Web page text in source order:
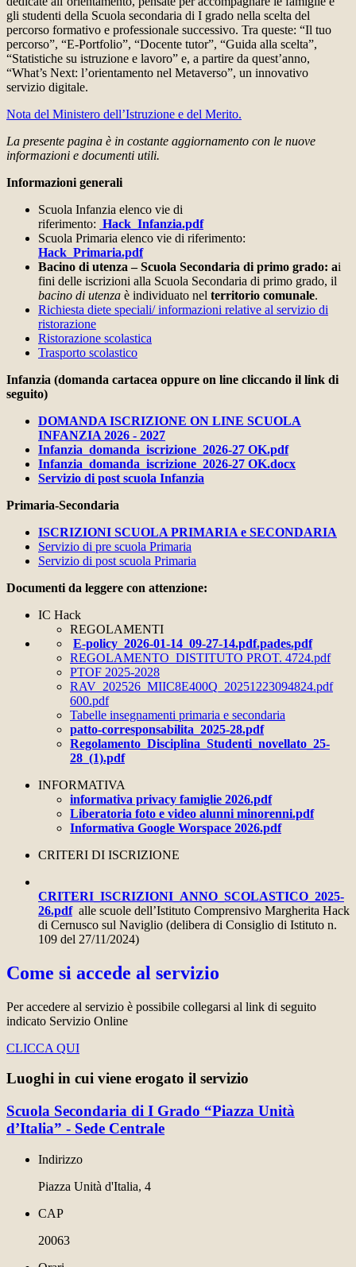
gli studenti della Scuola secondaria di I grado nella scelta del
percorso formativo e professionale successivo. Tra queste: “Il tuo
percorso”, “E-Portfolio”, “Docente tutor”, “Guida alla scelta”,
“Statistiche su istruzione e lavoro” e, a partire da quest’anno,
“What’s Next: l’orientamento nel Metaverso”, un innovativo
servizio digitale.
Nota del Ministero dell’Istruzione e del Merito.
La presente pagina è in costante aggiornamento con le nuove
informazioni e documenti utili.
Informazioni generali
Scuola Infanzia elenco vie di
riferimento: Hack_Infanzia.pdf
Scuola Primaria elenco vie di riferimento:
Hack_Primaria.pdf
Bacino di utenza – Scuola Secondaria di primo grado: ai
fini delle iscrizioni alla Scuola Secondaria di primo grado, il
bacino di utenza è individuato nel territorio comunale.
Richiesta diete speciali/ informazioni relative al servizio di
ristorazione
Ristorazione scolastica
Trasporto scolastico
Infanzia (domanda cartacea oppure on line cliccando il link di
seguito)
DOMANDA ISCRIZIONE ON LINE SCUOLA
INFANZIA 2026 - 2027
Infanzia_domanda_iscrizione_2026-27 OK.pdf
Infanzia_domanda_iscrizione_2026-27 OK.docx
Servizio di post scuola Infanzia
Primaria-Secondaria
ISCRIZIONI SCUOLA PRIMARIA e SECONDARIA
Servizio di pre scuola Primaria
Servizio di post scuola Primaria
Documenti da leggere con attenzione:
IC Hack
REGOLAMENTI
E-policy_2026-01-14_09-27-14.pdf.pades.pdf
REGOLAMENTO_DISTITUTO PROT. 4724.pdf
PTOF 2025-2028
RAV_202526_MIIC8E400Q_20251223094824.pdf
600.pdf
Tabelle insegnamenti primaria e secondaria
patto-corresponsabilita_2025-28.pdf
Regolamento_Disciplina_Studenti_novellato_25-
28_(1).pdf
INFORMATIVA
informativa privacy famiglie 2026.pdf
Liberatoria foto e video alunni minorenni.pdf
Informativa Google Worspace 2026.pdf
CRITERI DI ISCRIZIONE
CRITERI_ISCRIZIONI_ANNO_SCOLASTICO_2025-
26.pdfalle scuole dell’Istituto Comprensivo Margherita Hack
di Cernusco sul Naviglio (delibera di Consiglio di Istituto n.
109 del 27/11/2024)
Come si accede al servizio
Per accedere al servizio è possibile collegarsi al link di seguito
indicato Servizio Online
CLICCA QUI
Luoghi in cui viene erogato il servizio
Scuola Secondaria di I Grado “Piazza Unità
d’Italia” - Sede Centrale
Indirizzo
Piazza Unità d'Italia, 4
CAP
20063